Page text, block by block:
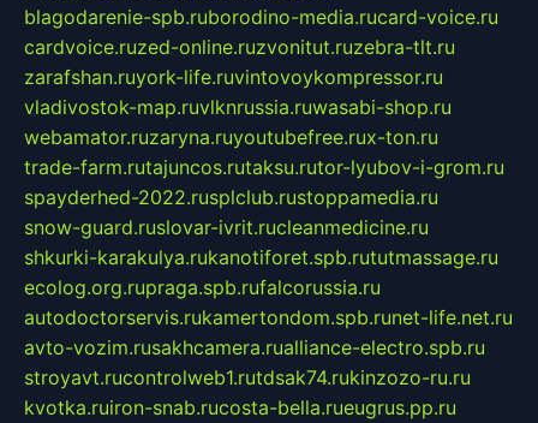
blagodarenie-spb.ruborodino-media.rucard-voice.ru
cardvoice.ruzed-online.ruzvonitut.ruzebra-tlt.ru
zarafshan.ruyork-life.ruvintovoykompressor.ru
vladivostok-map.ruvlknrussia.ruwasabi-shop.ru
webamator.ruzaryna.ruyoutubefree.rux-ton.ru
trade-farm.rutajuncos.rutaksu.rutor-lyubov-i-grom.ru
spayderhed-2022.rusplclub.rustoppamedia.ru
snow-guard.ruslovar-ivrit.rucleanmedicine.ru
shkurki-karakulya.rukanotiforet.spb.rututmassage.ru
ecolog.org.rupraga.spb.rufalcorussia.ru
autodoctorservis.rukamertondom.spb.runet-life.net.ru
avto-vozim.rusakhcamera.rualliance-electro.spb.ru
stroyavt.rucontrolweb1.rutdsak74.rukinzozo-ru.ru
kvotka.ruiron-snab.rucosta-bella.rueugrus.pp.ru